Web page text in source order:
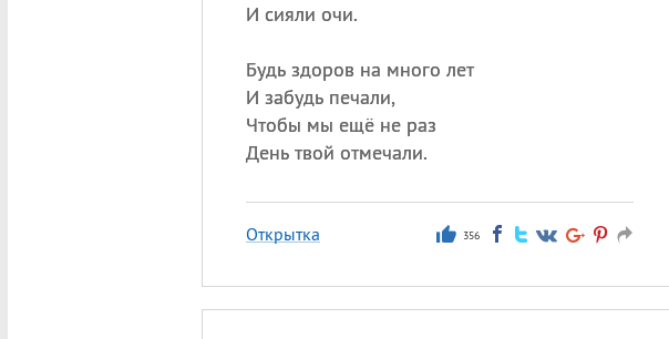
И сияли очи.
Будь здоров на много лет
И забудь печали,
Чтобы мы ещё не раз
День твой отмечали.
Открытка 356